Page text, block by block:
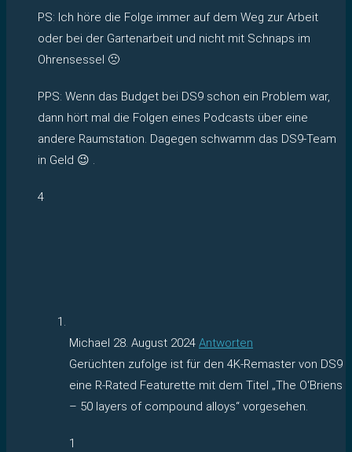
PS: Ich höre die Folge immer auf dem Weg zur Arbeit
oder bei der Gartenarbeit und nicht mit Schnaps im
Ohrensessel 🙁
PPS: Wenn das Budget bei DS9 schon ein Problem war,
dann hört mal die Folgen eines Podcasts über eine
andere Raumstation. Dagegen schwamm das DS9-Team
in Geld 😉 .
4
Michael 28. August 2024 Antworten
Gerüchten zufolge ist für den 4K-Remaster von DS9
eine R-Rated Featurette mit dem Titel „The O‘Briens
– 50 layers of compound alloys“ vorgesehen.
1